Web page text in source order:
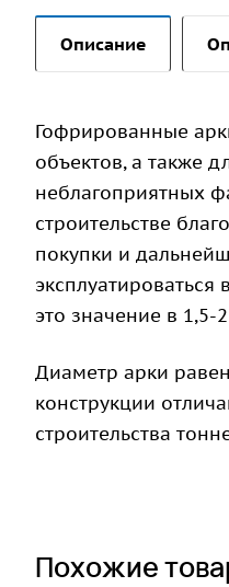
Описание
Гофрированные
объектов, а также
неблагоприятных
строительстве
покупки и
это значение в 1,5-
Диаметр арки
конструкции
строительства
Похожие